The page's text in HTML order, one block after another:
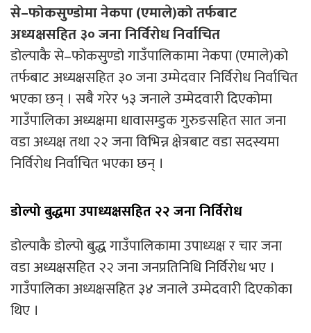
से–फोकसुण्डोमा नेकपा (एमाले)को तर्फबाट
अध्यक्षसहित ३० जना निर्विरोध निर्वाचित
डोल्पाकै से–फोकसुण्डो गाउँपालिकामा नेकपा (एमाले)को
तर्फबाट अध्यक्षसहित ३० जना उम्मेदवार निर्विरोध निर्वाचित
भएका छन् । सबै गरेर ५३ जनाले उम्मेदवारी दिएकोमा
गाउँपालिका अध्यक्षमा धावासम्डुक गुरुङसहित सात जना
वडा अध्यक्ष तथा २२ जना विभिन्न क्षेत्रबाट वडा सदस्यमा
निर्विरोध निर्वाचित भएका छन् ।
डोल्पो बुद्धमा उपाध्यक्षसहित २२ जना निर्विरोध
डोल्पाकै डोल्पो बुद्ध गाउँपालिकामा उपाध्यक्ष र चार जना
वडा अध्यक्षसहित २२ जना जनप्रतिनिधि निर्विरोध भए ।
गाउँपालिका अध्यक्षसहित ३४ जनाले उम्मेदवारी दिएकोका
थिए ।